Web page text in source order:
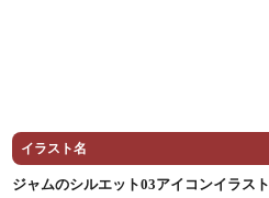
イラスト名
ジャムのシルエット03アイコンイラスト